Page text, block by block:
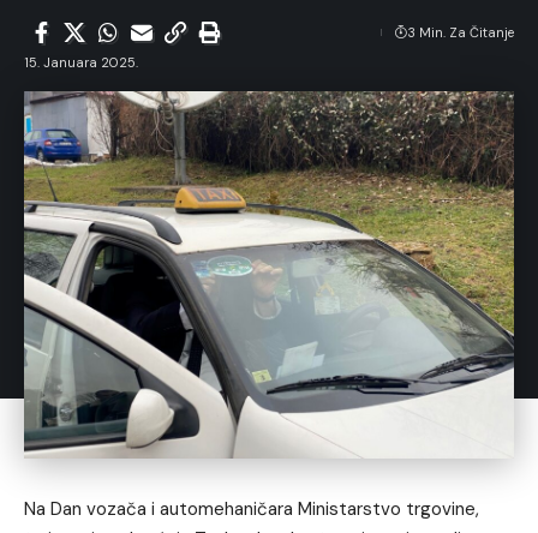
15. Januara 2025.
3 Min. Za Čitanje
Na Dan vozača i automehaničara Ministarstvo trgovine,